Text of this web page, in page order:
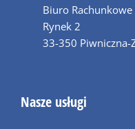
Biuro
Rynek 2
33-350 Piwniczna-
Nasze usługi